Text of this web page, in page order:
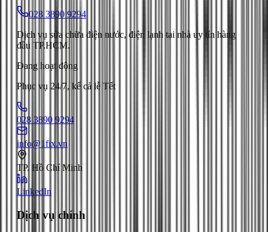
028 3890 9294
Dịch vụ sửa chữa điện nước, điện lạnh tại nhà uy tín hàng
đầu TP.HCM.
Đang hoạt động
Phục vụ 24/7, kể cả lễ Tết
028 3890 9294
info@1fix.vn
TP. Hồ Chí Minh
LinkedIn
Dịch vụ chính